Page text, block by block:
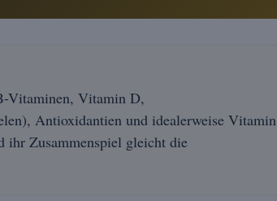
Vitaminen, Vitamin D,
Antioxidantien und idealerweise Vitamin
ihr Zusammenspiel gleicht die